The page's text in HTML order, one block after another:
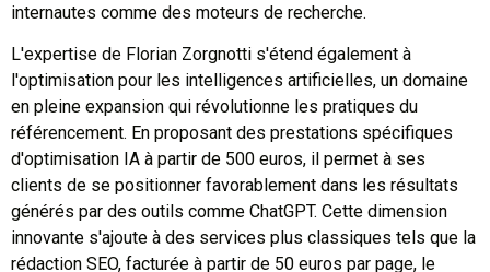
internautes comme des moteurs de recherche.
L'expertise de Florian Zorgnotti s'étend également à
l'optimisation pour les intelligences artificielles, un domaine
en pleine expansion qui révolutionne les pratiques du
référencement. En proposant des prestations spécifiques
d'optimisation IA à partir de 500 euros, il permet à ses
clients de se positionner favorablement dans les résultats
générés par des outils comme ChatGPT. Cette dimension
innovante s'ajoute à des services plus classiques tels que la
rédaction SEO, facturée à partir de 50 euros par page, le